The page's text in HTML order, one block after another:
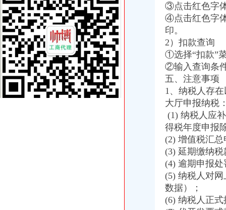
北京海关提高通关效率助推跨境电商进口增7成_秦岛生活网
上海通关无纸化实现海陆空全覆盖-国内经济新闻-好买基金网
无纸化报关
长沙海关无纸化报关单超80%_城视网
宁波无纸化报关宁波电子报关宁波买单报关专业安全高效便捷-阿
电子口岸无纸化签约
龙岩关区进入通关无纸化时代惠及200多家企业_龙岩新闻_福建之窗
电子口岸与出口退税系统操作全流程实战指南【全本_书评_在线阅读】
重庆海关电话
2015国考重庆海关暂缓录用公示-公务员复习辅导-文都网校
问下朋友寄的东西发的EMS被送海关！-杂谈感-重庆妈妈网
【重庆重庆安捷国际运输代理有限公司工资】关务待遇-看准网
办海关进出口证书延期需要什么手续？-实务问答-中国物流交易中心
③点击红色字
④点击红色字
印。
2）扣款查询
①选择“扣款”
②输入查询条
五、注意事项
1、纳税人存
大厅申报纳税
(1) 纳税人应
得税年度申报
(2) 增值税汇
(3) 延期缴纳税
(4) 逾期申报
(5) 纳税人对
数据）；
(6) 纳税人正